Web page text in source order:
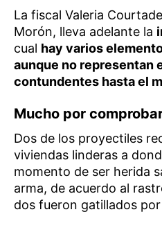
La fiscal Valeria
Morón, lleva adelante la
cual hay varios
aunque no representan
contundentes hasta el
Mucho por
Dos de los proyectiles
viviendas linderas a
momento de ser herida
arma, de acuerdo al
dos fueron gatillados